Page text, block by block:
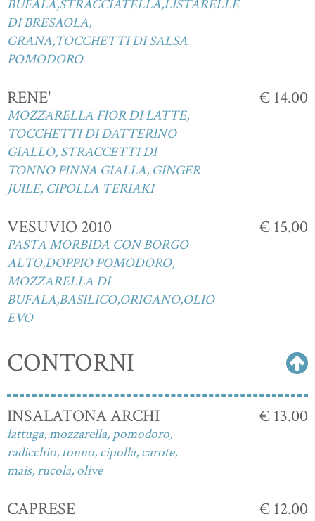
BUFALA,STRACCIATELLA,LISTARELLE
DI BRESAOLA,
GRANA,TOCCHETTI DI SALSA
POMODORO
RENE'
MOZZARELLA FIOR DI LATTE,
TOCCHETTI DI DATTERINO
GIALLO, STRACCETTI DI
TONNO PINNA GIALLA, GINGER
JUILE, CIPOLLA TERIAKI
€ 14.00
VESUVIO 2010
PASTA MORBIDA CON BORGO
ALTO,DOPPIO POMODORO,
MOZZARELLA DI
BUFALA,BASILICO,ORIGANO,OLIO
EVO
€ 15.00
CONTORNI
INSALATONA ARCHI
lattuga, mozzarella, pomodoro,
radicchio, tonno, cipolla, carote,
mais, rucola, olive
€ 13.00
CAPRESE € 12.00